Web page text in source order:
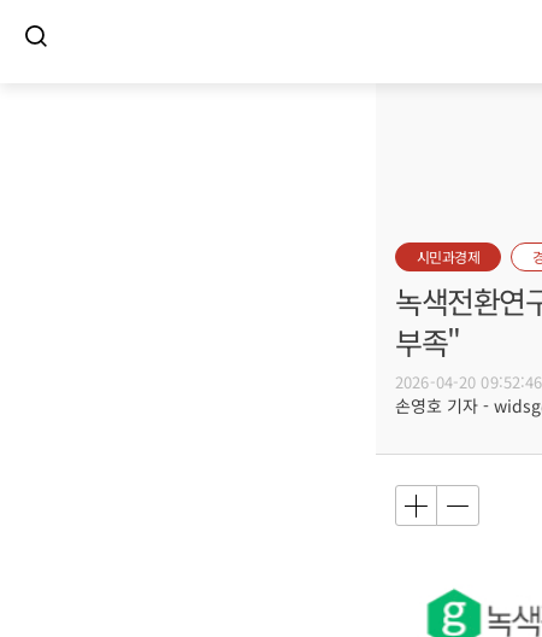
시민과경제
녹색전환연
부족"
2026-04-20 09:52:46
손영호 기자 -